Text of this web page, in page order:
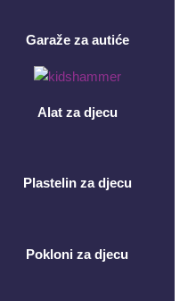
Garaže za autiće
Alat za djecu
Plastelin za djecu
Pokloni za djecu